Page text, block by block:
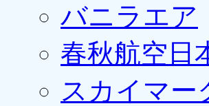
バニラエア
春秋航空日
スカイマー